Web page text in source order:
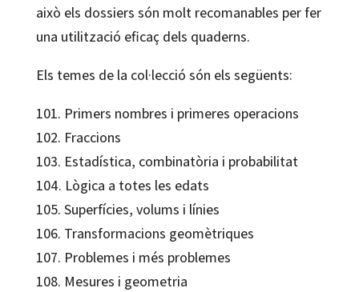
això els dossiers són molt recomanables per fer
una utilització eficaç dels quaderns.
Els temes de la col·lecció són els següents:
101. Primers nombres i primeres operacions
102. Fraccions
103. Estadística, combinatòria i probabilitat
104. Lògica a totes les edats
105. Superfícies, volums i línies
106. Transformacions geomètriques
107. Problemes i més problemes
108. Mesures i geometria